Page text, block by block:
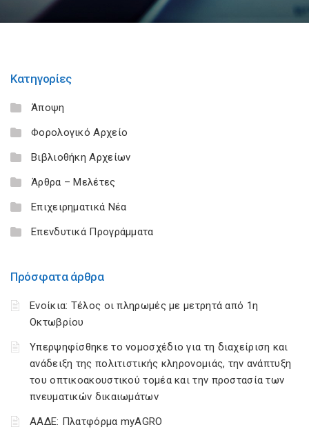
Κατηγορίες
Άποψη
Φορολογικό Αρχείο
Βιβλιοθήκη Αρχείων
Άρθρα – Μελέτες
Επιχειρηματικά Νέα
Επενδυτικά Προγράμματα
Πρόσφατα άρθρα
Ενοίκια: Τέλος οι πληρωμές με μετρητά από 1η
Οκτωβρίου
Υπερψηφίσθηκε το νομοσχέδιο για τη διαχείριση και
ανάδειξη της πολιτιστικής κληρονομιάς, την ανάπτυξη
του οπτικοακουστικού τομέα και την προστασία των
πνευματικών δικαιωμάτων
ΑΑΔΕ: Πλατφόρμα myAGRO